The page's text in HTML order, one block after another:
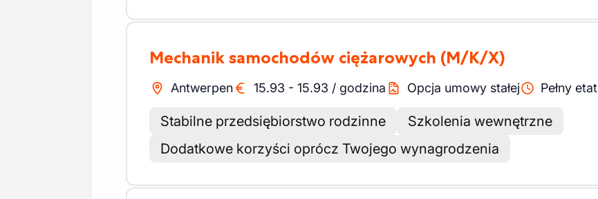
Mechanik samochodów ciężarowych (M/K/X)
Antwerpen 15.93 - 15.93 / godzina Opcja umowy stałej Pełny etat
Stabilne przedsiębiorstwo rodzinne
Szkolenia wewnętrzne
Dodatkowe korzyści oprócz Twojego wynagrodzenia